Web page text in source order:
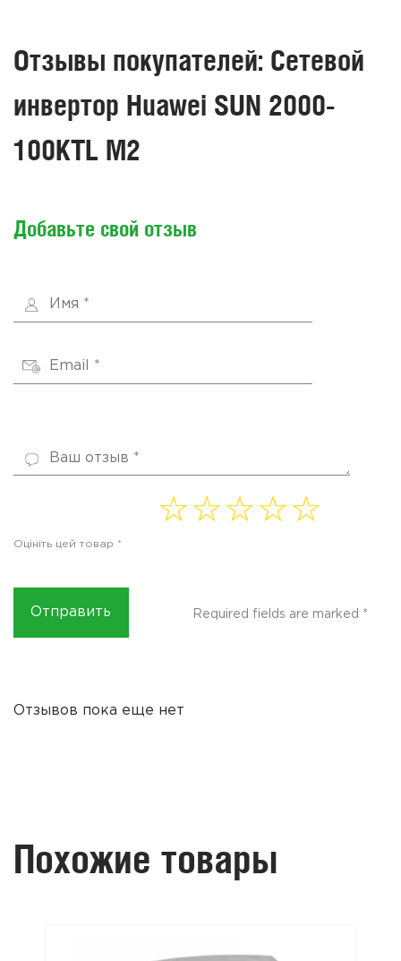
Отзывы покупателей: Сетевой
инвертор Huawei SUN 2000-
100KTL M2
Добавьте свой отзыв
Required fields are marked *
Оцініть цей товар *
1 of
2 of
3 of
4
5 of
Отзывов пока еще нет
Похожие товары